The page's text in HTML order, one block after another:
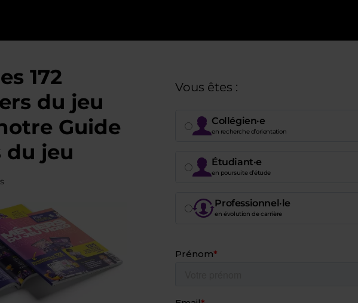
172
du jeu
Guide
du jeu
Vous êtes :
Collégien·e
en recherche d’orientation
Étudiant·e
en poursuite d’étude
Professionnel·le
en évolution de carrière